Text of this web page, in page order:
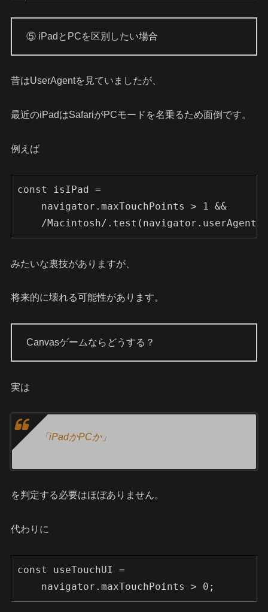
⑤ iPadとPCを区別したい場合
昔はUserAgentを見ていましたが、
最近のiPadはSafariがPCモードを名乗るため面倒です。
例えば
const isIPad =
    navigator.maxTouchPoints > 1 &&
/Macintosh/
みたいな裏技がありますが、
将来的に壊れる可能性があります。
Canvasゲームならどうする？
実は
「iPadかPCか」
を判定する必要はほぼありません。
代わりに
const useTouchUI =
    navigator.maxTouchPoints > 0;